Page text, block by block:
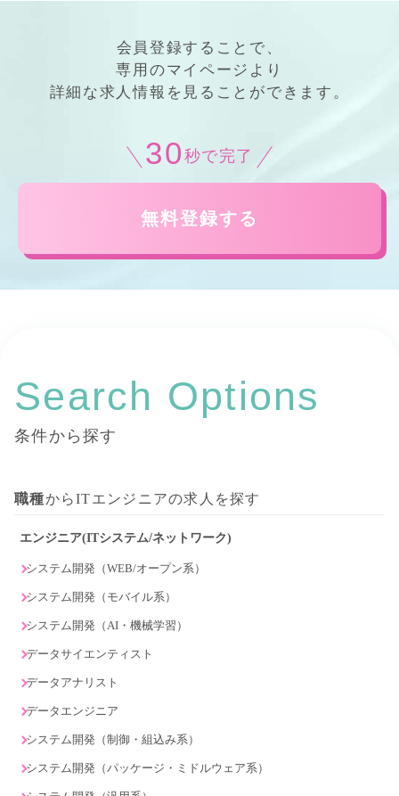
会員登録することで、
専用のマイページ より
詳細 な求人情報 を見ることができます。
30 秒で完了
無料登録する
Search Options
条件から探す
職種からITエンジニアの求人を探す
エンジニア(ITシステム/ネットワーク)
システム開発（WEB/オープン系）
システム開発（モバイル系）
システム開発（AI・機械学習）
データサイエンティスト
データアナリスト
データエンジニア
システム開発（制御・組込み系）
システム開発（パッケージ・ミドルウェア系）